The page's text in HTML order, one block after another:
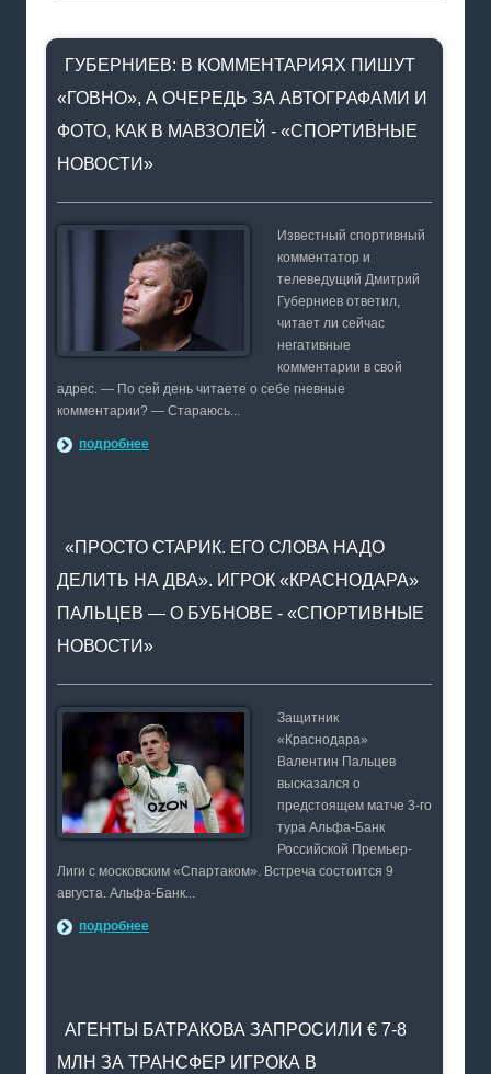
ГУБЕРНИЕВ: В КОММЕНТАРИЯХ ПИШУТ
«ГОВНО», А ОЧЕРЕДЬ ЗА АВТОГРАФАМИ И
ФОТО, КАК В МАВЗОЛЕЙ - «СПОРТИВНЫЕ
НОВОСТИ»
Известный спортивный
комментатор и
телеведущий Дмитрий
Губерниев ответил,
читает ли сейчас
негативные
комментарии в свой
адрес. — По сей день читаете о себе гневные
комментарии? — Стараюсь...
подробнее
«ПРОСТО СТАРИК. ЕГО СЛОВА НАДО
ДЕЛИТЬ НА ДВА». ИГРОК «КРАСНОДАРА»
ПАЛЬЦЕВ — О БУБНОВЕ - «СПОРТИВНЫЕ
НОВОСТИ»
Защитник
«Краснодара»
Валентин Пальцев
высказался о
предстоящем матче 3-го
тура Альфа-Банк
Российской Премьер-
Лиги с московским «Спартаком». Встреча состоится 9
августа. Альфа-Банк...
подробнее
АГЕНТЫ БАТРАКОВА ЗАПРОСИЛИ € 7-8
МЛН ЗА ТРАНСФЕР ИГРОКА В